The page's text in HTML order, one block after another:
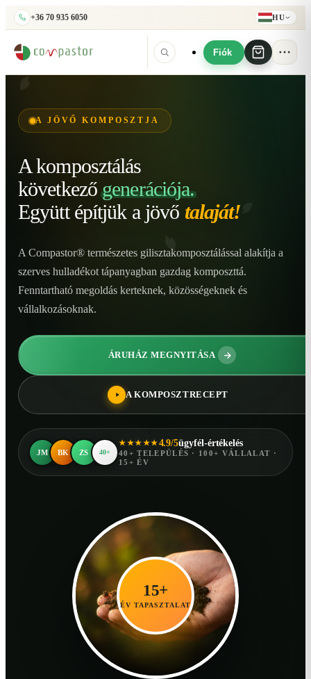
+36 70 935 6050 HU
Fiók
A JÖVŐ KOMPOSZTJA
A komposztálás
következő generációja.
Együtt építjük a jövő talaját!
A Compastor® természetes gilisztakomposztálással alakítja a
szerves hulladékot tápanyagban gazdag komposzttá.
Fenntartható megoldás kerteknek, közösségeknek és
vállalkozásoknak.
ÁRUHÁZ MEGNYITÁSA
A KOMPOSZTRECEPT
JM BK ZS 40+
★★★★★4.9/5ügyfél-értékelés
40+ TELEPÜLÉS · 100+ VÁLLALAT ·
15+ ÉV
15+
ÉV TAPASZTALAT